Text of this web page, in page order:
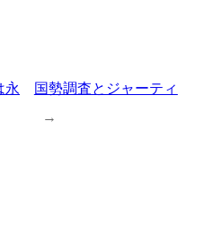
永
国勢調査とジャーティ
→